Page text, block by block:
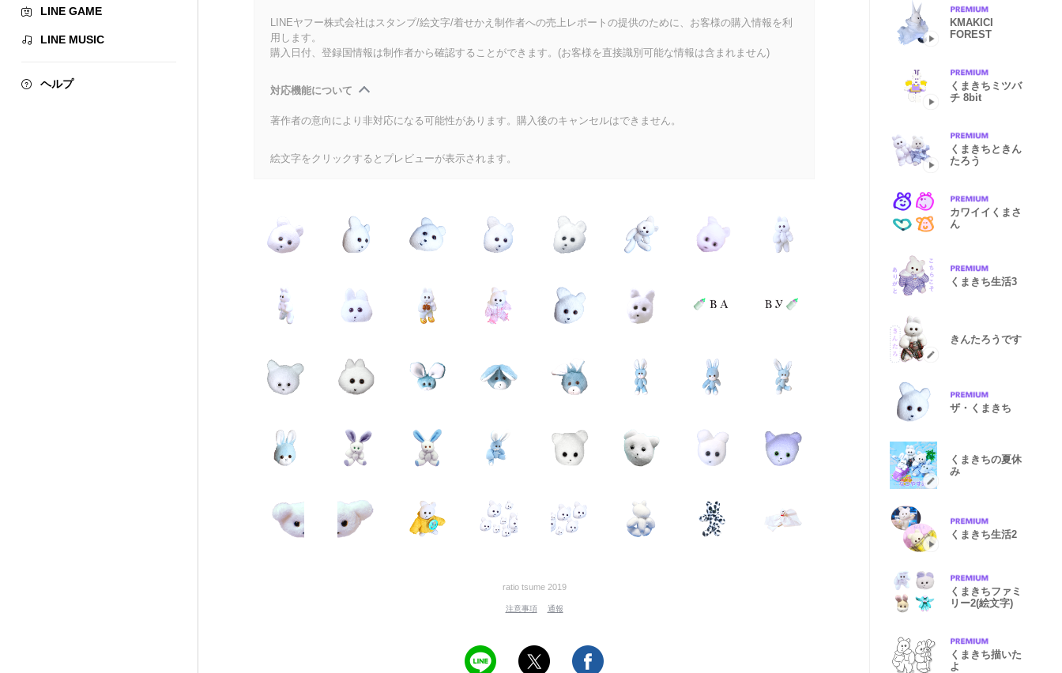
LINE GAME
LINE MUSIC
ヘルプ
LINEヤフー株式会社はスタンプ/絵文字/着せかえ制作者への売上レポートの提供のために、お客様の購入情報を利
用します。
購入日付、登録国情報は制作者から確認することができます。(お客様を直接識別可能な情報は含まれません)
対応機能について
著作者の意向により非対応になる可能性があります。購入後のキャンセルはできません。
絵文字をクリックするとプレビューが表示されます。
ratio tsume 2019
注意事項 通報
KMAKICI
FOREST
くまきちミツバ
チ 8bit
くまきちときん
たろう
カワイイくまさ
ん
くまきち生活3
きんたろうです
ザ・くまきち
くまきちの夏休
み
くまきち生活2
くまきちファミ
リー2(絵文字)
くまきち描いた
よ